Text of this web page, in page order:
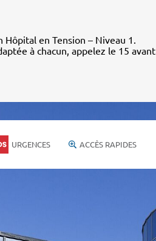
en Tension – Niveau 1.
à chacun, appelez le 15 avant
URGENCES ACCÈS RAPIDES